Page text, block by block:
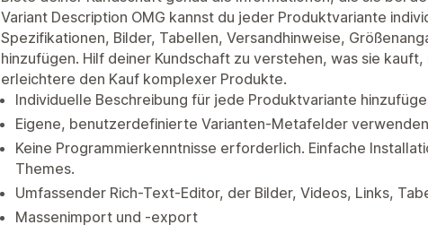
Variant Description OMG kannst du jeder Produktvariante
Spezifikationen, Bilder, Tabellen, Versandhinweise,
hinzufügen. Hilf deiner Kundschaft zu verstehen, was sie
erleichtere den Kauf komplexer Produkte.
Individuelle Beschreibung für jede Produktvariante
Eigene, benutzerdefinierte Varianten-Metafelder verwenden
Keine Programmierkenntnisse erforderlich. Einfache
Themes.
Umfassender Rich-Text-Editor, der Bilder, Videos, Links,
Massenimport und -export